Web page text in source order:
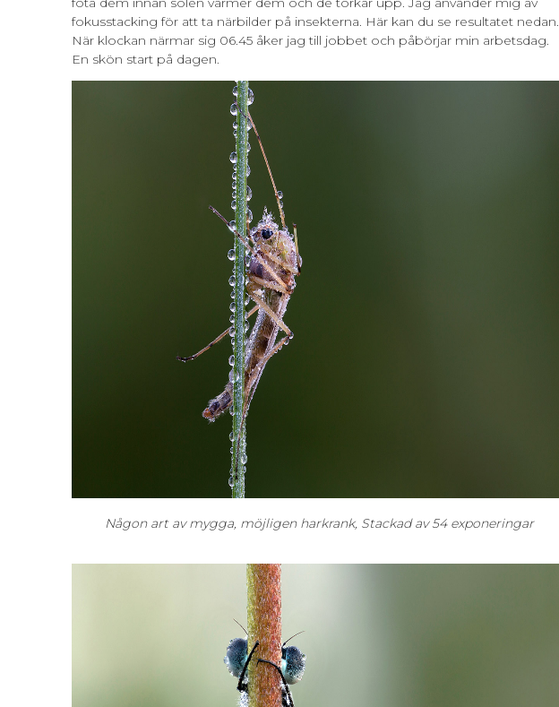
fokusstacking för att ta närbilder på insekterna. Här kan du se resultatet nedan.
När klockan närmar sig 06.45 åker jag till jobbet och påbörjar min arbetsdag.
En skön start på dagen.
Någon art av mygga, möjligen harkrank, Stackad av 54 exponeringar